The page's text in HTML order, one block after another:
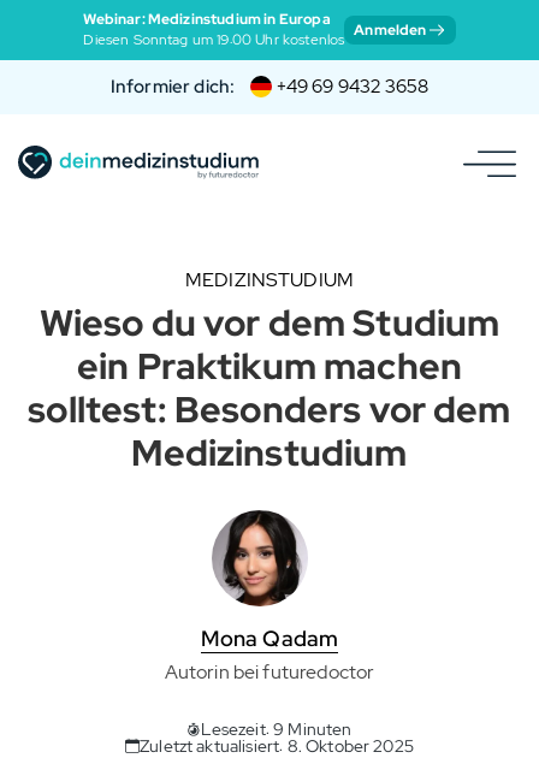
Webinar: Medizinstudium in Europa
Diesen Sonntag um 19:00 Uhr kostenlos Anmelden
Informier dich: +49 69 9432 3658
MEDIZINSTUDIUM
Wieso du vor dem Studium
ein Praktikum machen
solltest: Besonders vor dem
Medizinstudium
Mona Qadam
Autorin bei futuredoctor
Lesezeit: 9 Minuten
Zuletzt aktualisiert: 8. Oktober 2025